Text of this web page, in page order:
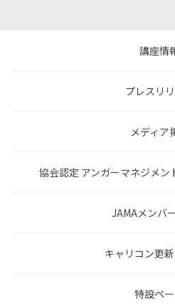
講座情
プレスリ
メディア
協会認定 アンガーマネジメ
JAMAメンバ
キャリコン更
特設ペ